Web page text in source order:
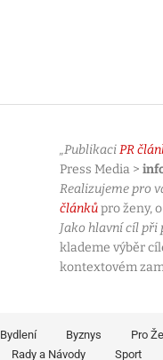
„PublikaciPR
Press Media >
Realizujeme pro
článkůpro ženy,
Jako hlavní cíl při
klademe výběr
kontextovém
Bydlení Byznys
Pro
Rady a Návody
Sport